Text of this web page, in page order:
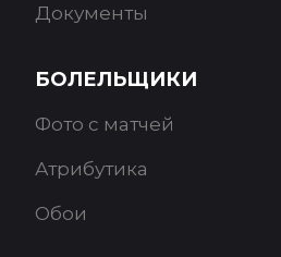
Документы
БОЛЕЛЬЩИКИ
Фото с матчей
Атрибутика
Обои